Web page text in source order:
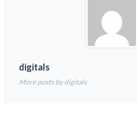
digitals
More posts by digitals